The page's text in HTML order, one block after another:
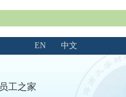
中文
EN
员工之家